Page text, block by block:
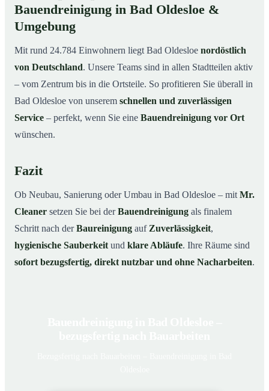
Bauendreinigung in Bad Oldesloe &
Umgebung
Mit rund 24.784 Einwohnern liegt Bad Oldesloe nordöstlich
von Deutschland. Unsere Teams sind in allen Stadtteilen aktiv
– vom Zentrum bis in die Ortsteile. So profitieren Sie überall in
Bad Oldesloe von unserem schnellen und zuverlässigen
Service – perfekt, wenn Sie eine Bauendreinigung vor Ort
wünschen.
Fazit
Ob Neubau, Sanierung oder Umbau in Bad Oldesloe – mit Mr.
Cleaner setzen Sie bei derBauendreinigung als finalem
Schritt nach derBaureinigung auf Zuverlässigkeit,
hygienische Sauberkeit und klare Abläufe. Ihre Räume sind
sofort bezugsfertig, direkt nutzbar und ohne Nacharbeiten.